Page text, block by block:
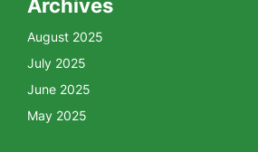
Archives
August 2025
July 2025
June 2025
May 2025